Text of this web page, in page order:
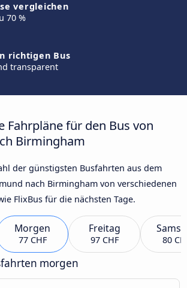
vergleichen
70 %
richtigen Bus
transparent
Fahrpläne für den Bus von
Birmingham
der günstigsten Busfahrten aus dem
nach Birmingham von verschiedenen
FlixBus für die nächsten Tage.
Morgen
77 CHF
Freitag
97 CHF 80
morgen